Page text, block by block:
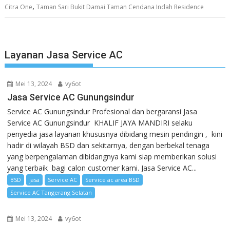
Citra One,Taman Sari Bukit Damai Taman Cendana Indah Residence
Layanan Jasa Service AC
Mei 13, 2024 vy6ot
Jasa Service AC Gunungsindur
Service AC Gunungsindur Profesional dan bergaransi Jasa
Service AC Gunungsindur KHALIF JAYA MANDIRI selaku
penyedia jasa layanan khususnya dibidang mesin pendingin , kini
hadir di wilayah BSD dan sekitarnya, dengan berbekal tenaga
yang berpengalaman dibidangnya kami siap memberikan solusi
yang terbaik bagi calon customer kami. Jasa Service AC...
BSD jasa Service AC
Service ac area BSD
Service AC Tangerang Selatan
Mei 13, 2024 vy6ot